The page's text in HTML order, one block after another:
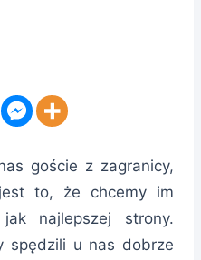
goście z zagranicy,
to, że chcemy im
najlepszej strony.
spędzili u nas dobrze